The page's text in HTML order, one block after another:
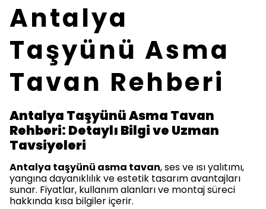
Antalya
Taşyünü Asma
Tavan Rehberi
Antalya Taşyünü Asma Tavan
Rehberi: Detaylı Bilgi ve Uzman
Tavsiyeleri
Antalya taşyünü asma tavan, ses ve ısı yalıtımı,
yangına dayanıklılık ve estetik tasarım avantajları
sunar. Fiyatlar, kullanım alanları ve montaj süreci
hakkında kısa bilgiler içerir.